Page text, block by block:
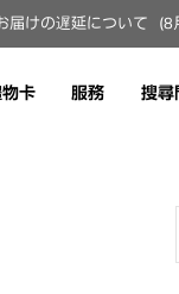
届けの遅延について（8
卡 服務 搜尋